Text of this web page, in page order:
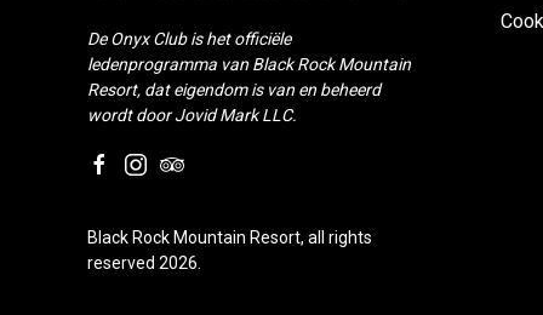
De Onyx Club is het officiële
ledenprogramma van Black Rock Mountain
Resort, dat eigendom is van en beheerd
wordt door Jovid Mark LLC.
facebookinstagramtripadvisor
Black Rock Mountain Resort, all rights
reserved 2026.